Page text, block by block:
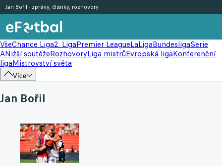
VšeChance Liga2. LigaPremier LeagueLaLigaBundesligaSerie
ANižší soutěžeRozhovoryLiga mistrůEvropská ligaKonferenční
ligaMistrovství světa
Více
Jan Bořil - zprávy, články, rozhovory
Jan Bořil